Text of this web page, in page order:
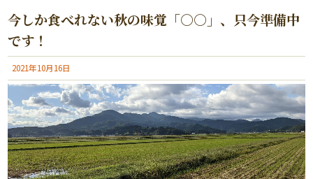
今しか食べれない秋の味覚「○○」、只今準備中
です！
2021年10月16日